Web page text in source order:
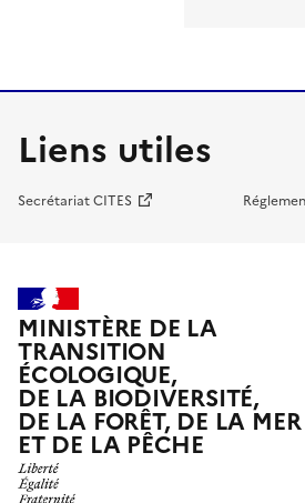
Liens utiles
Secrétariat CITES
MINISTÈRE DE LA
TRANSITION
ÉCOLOGIQUE,
DE LA BIODIVERSITÉ,
DE LA FORÊT, DE LA MER
ET DE LA PÊCHE